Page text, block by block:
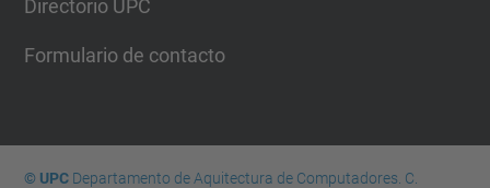
Directorio UPC
Formulario de contacto
© UPCDepartamento de Aquitectura de Computadores. C.